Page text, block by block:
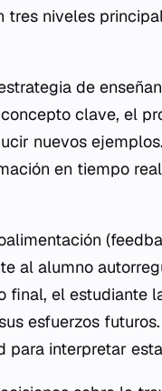
tres niveles
de
clave, el
nuevos
en tiempo
al alumno
final, el estudiante
esfuerzos
interpretar